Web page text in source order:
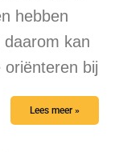
hebben
kan
oriënteren bij
Lees meer »